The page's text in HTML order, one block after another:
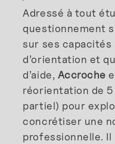
Adressé à tout
questionnement
sur ses
d’orientation et
d’aide, Accroche
réorientation de
partiel) pour
concrétiser une
professionnelle.